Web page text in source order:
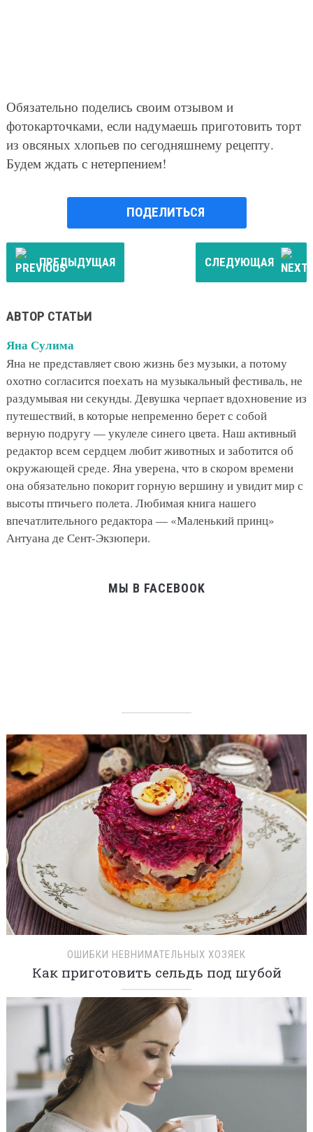
Обязательно поделись своим отзывом и
фотокарточками, если надумаешь приготовить торт
из овсяных хлопьев по сегодняшнему рецепту.
Будем ждать с нетерпением!
ПОДЕЛИТЬСЯ
ПРЕДЫДУЩАЯ СЛЕДУЮЩАЯ
АВТОР СТАТЬИ
Яна Сулима
Яна не представляет свою жизнь без музыки, а потому
охотно согласится поехать на музыкальный фестиваль, не
раздумывая ни секунды. Девушка черпает вдохновение из
путешествий, в которые непременно берет с собой
верную подругу — укулеле синего цвета. Наш активный
редактор всем сердцем любит животных и заботится об
окружающей среде. Яна уверена, что в скором времени
она обязательно покорит горную вершину и увидит мир с
высоты птичьего полета. Любимая книга нашего
впечатлительного редактора — «Маленький принц»
Антуана де Сент-Экзюпери.
МЫ В FACEBOOK
ОШИБКИ НЕВНИМАТЕЛЬНЫХ ХОЗЯЕК
Как приготовить сельдь под шубой